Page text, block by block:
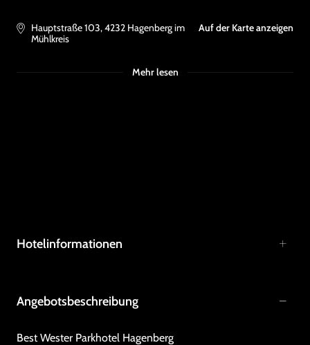
Hauptstraße 103,4232 Hagenberg im
Mühlkreis
Auf der Karte anzeigen
Mehr lesen
Hotelinformationen
Angebotsbeschreibung
Best Wester Parkhotel Hagenberg